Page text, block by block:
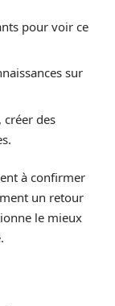
pour voir ce
sur
créer des
à confirmer
un retour
le mieux